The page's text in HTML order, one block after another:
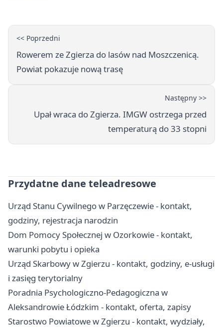
<< Poprzedni
Rowerem ze Zgierza do lasów nad Moszczenicą.
Powiat pokazuje nową trasę
Następny >>
Upał wraca do Zgierza. IMGW ostrzega przed
temperaturą do 33 stopni
Przydatne dane teleadresowe
Urząd Stanu Cywilnego w Parzęczewie - kontakt,
godziny, rejestracja narodzin
Dom Pomocy Społecznej w Ozorkowie - kontakt,
warunki pobytu i opieka
Urząd Skarbowy w Zgierzu - kontakt, godziny, e-usługi
i zasięg terytorialny
Poradnia Psychologiczno-Pedagogiczna w
Aleksandrowie Łódzkim - kontakt, oferta, zapisy
Starostwo Powiatowe w Zgierzu - kontakt, wydziały,